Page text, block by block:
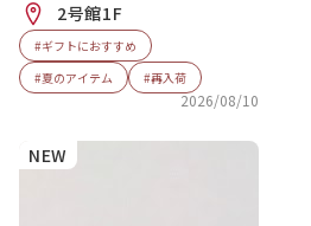
2号館1F
#ギフトにおすすめ
#夏のアイテム
#再入荷
2026/08/10
NEW